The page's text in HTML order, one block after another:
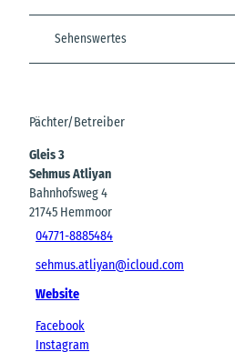
Sehenswertes
Pächter/Betreiber
Gleis 3
Sehmus Atliyan
Bahnhofsweg 4
21745 Hemmoor
04771-8885484
sehmus.atliyan@icloud.com
Website
Facebook
Instagram